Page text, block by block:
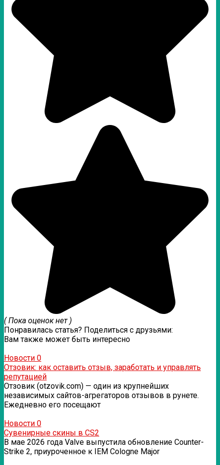
( Пока оценок нет )
Понравилась статья? Поделиться с друзьями:
Вам также может быть интересно
Новости 0
Отзовик: как оставить отзыв, заработать и управлять
репутацией
Отзовик (otzovik.com) — один из крупнейших
независимых сайтов-агрегаторов отзывов в рунете.
Ежедневно его посещают
Новости 0
Сувенирные скины в CS2
В мае 2026 года Valve выпустила обновление Counter-
Strike 2, приуроченное к IEM Cologne Major